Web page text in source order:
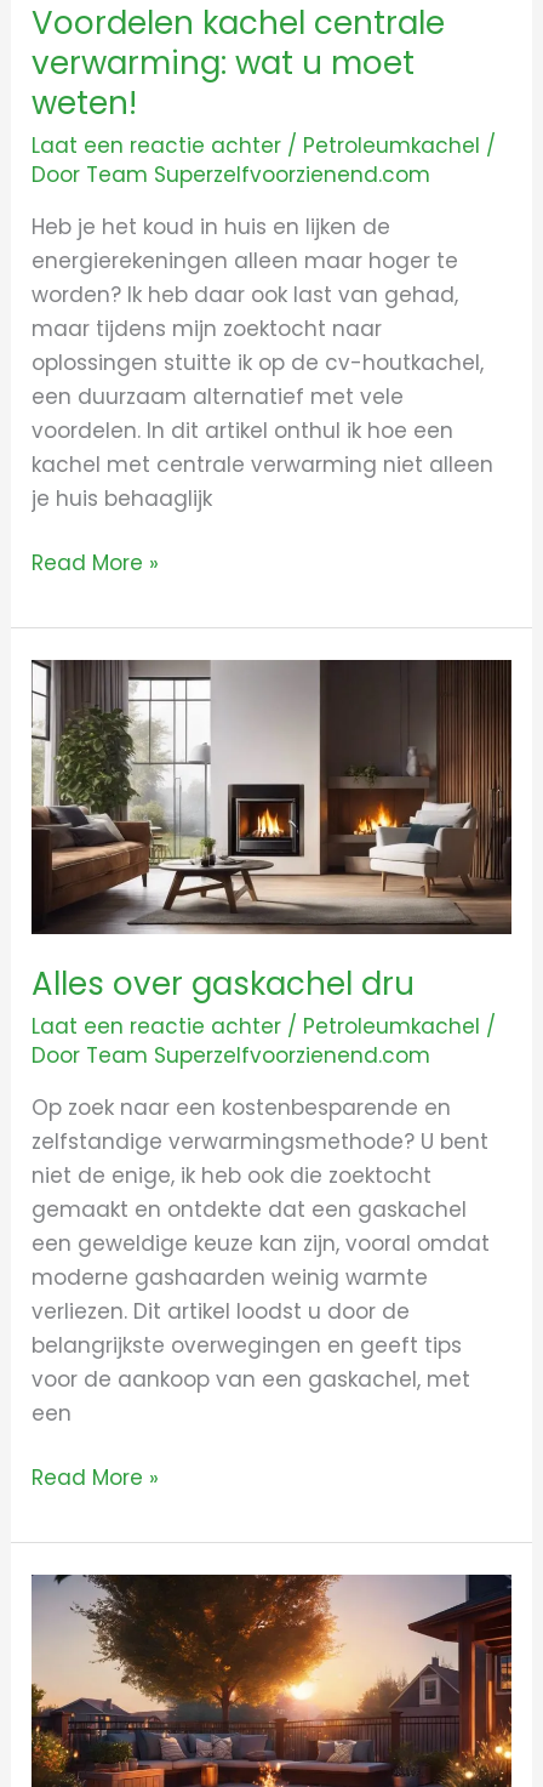
Voordelen kachel centrale
verwarming: wat u moet
weten!
Laat een reactie achter / Petroleumkachel /
Door Team Superzelfvoorzienend.com
Heb je het koud in huis en lijken de
energierekeningen alleen maar hoger te
worden? Ik heb daar ook last van gehad,
maar tijdens mijn zoektocht naar
oplossingen stuitte ik op de cv-houtkachel,
een duurzaam alternatief met vele
voordelen. In dit artikel onthul ik hoe een
kachel met centrale verwarming niet alleen
je huis behaaglijk
Read More »
Alles over gaskachel dru
Laat een reactie achter / Petroleumkachel /
Door Team Superzelfvoorzienend.com
Op zoek naar een kostenbesparende en
zelfstandige verwarmingsmethode? U bent
niet de enige, ik heb ook die zoektocht
gemaakt en ontdekte dat een gaskachel
een geweldige keuze kan zijn, vooral omdat
moderne gashaarden weinig warmte
verliezen. Dit artikel loodst u door de
belangrijkste overwegingen en geeft tips
voor de aankoop van een gaskachel, met
een
Alles
over
gaskachel
dru
Read More »
De
perfecte
kachel
buiten
kiezen:
Jouw